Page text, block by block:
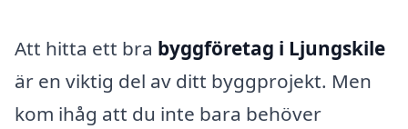
Att hitta ett bra byggföretag i Ljungskile
är en viktig del av ditt byggprojekt. Men
kom ihåg att du inte bara behöver